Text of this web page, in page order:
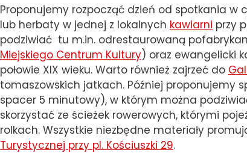
Proponujemy rozpocząć dzień od spotkania
lub herbaty w jednej z lokalnych kawiarni przy
podziwiać tu m.in. odrestaurowaną
Miejskiego Centrum Kultury) oraz ewangelicki
połowie XIX wieku. Warto również zajrzeć do
tomaszowskich jatkach. Później proponujemy
spacer 5 minutowy), w którym można
skorzystać ze ścieżek rowerowych, którymi
rolkach. Wszystkie niezbędne materiały
Turystycznej przy pl. Kościuszki 29.